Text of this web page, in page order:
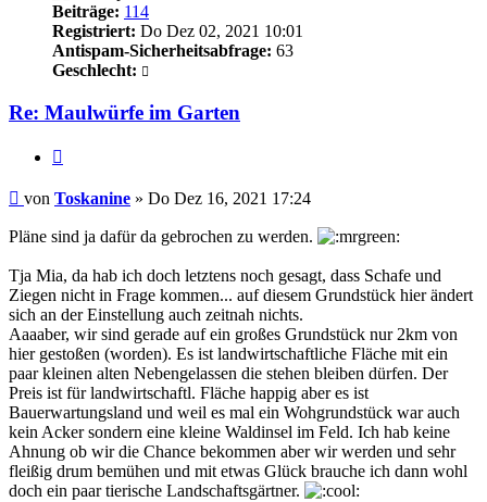
Beiträge: 114
Registriert: Do Dez 02, 2021 10:01
Antispam-Sicherheitsabfrage: 63
Geschlecht:
Re: Maulwürfe im Garten
Beitrag
von Toskanine » Do Dez 16, 2021 17:24
Pläne sind ja dafür da gebrochen zu werden.
Tja Mia, da hab ich doch letztens noch gesagt, dass Schafe und
Ziegen nicht in Frage kommen... auf diesem Grundstück hier ändert
sich an der Einstellung auch zeitnah nichts.
Aaaaber, wir sind gerade auf ein großes Grundstück nur 2km von
hier gestoßen (worden). Es ist landwirtschaftliche Fläche mit ein
paar kleinen alten Nebengelassen die stehen bleiben dürfen. Der
Preis ist für landwirtschaftl. Fläche happig aber es ist
Bauerwartungsland und weil es mal ein Wohgrundstück war auch
kein Acker sondern eine kleine Waldinsel im Feld. Ich hab keine
Ahnung ob wir die Chance bekommen aber wir werden und sehr
fleißig drum bemühen und mit etwas Glück brauche ich dann wohl
doch ein paar tierische Landschaftsgärtner.